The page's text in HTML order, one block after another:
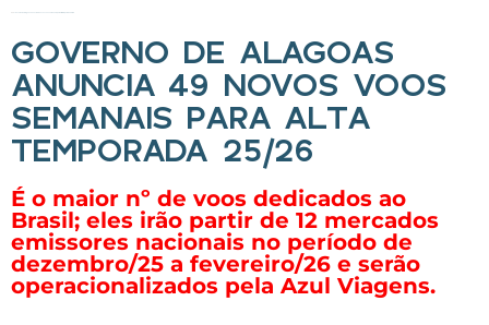
GOVERNO DE ALAGOAS
ANUNCIA 49 NOVOS VOOS
SEMANAIS PARA ALTA
TEMPORADA 25/26
É o maior nº de voos dedicados ao
Brasil; eles irão partir de 12 mercados
emissores nacionais no período de
dezembro/25 a fevereiro/26 e serão
operacionalizados pela Azul Viagens.